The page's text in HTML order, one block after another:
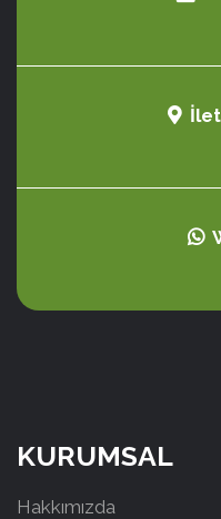
KURUMSAL
Hakkımızda